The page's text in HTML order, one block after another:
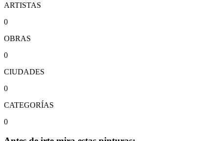
ARTISTAS
0
OBRAS
0
CIUDADES
0
CATEGORÍAS
0